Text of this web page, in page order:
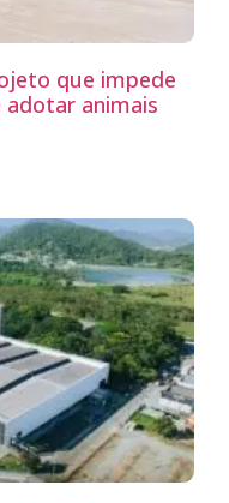
que impede
animais